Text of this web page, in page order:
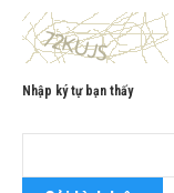
Nhập ký tự bạn thấy